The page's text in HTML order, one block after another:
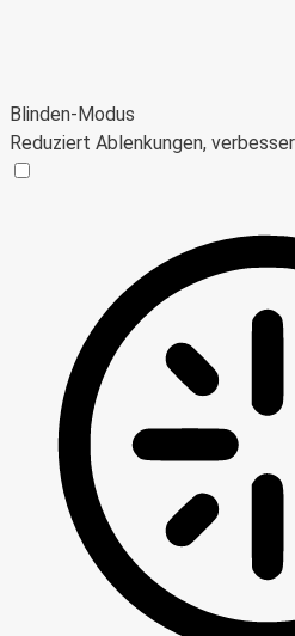
Blinden-Modus
Reduziert Ablenkungen,